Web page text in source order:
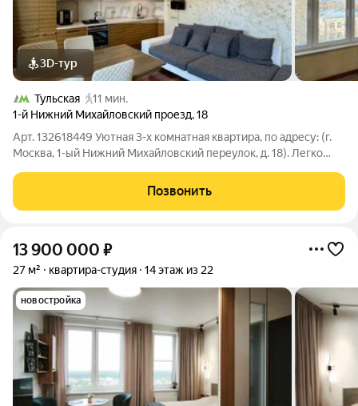
3D-тур
Тульская
11 мин.
1-й Нижний Михайловский проезд,18
Арт. 132618449 Уютная 3-х комнатная квартира, по адресу: (г.
Москва, 1-ый Нижний Михайловский переулок, д. 18). Легко
без долгов и обременений, - подходит под ипотеку, -
сертификат, -
Позвонить
13 900 000 ₽
27 м² квартира-студия 14 этаж из 22
новостройка